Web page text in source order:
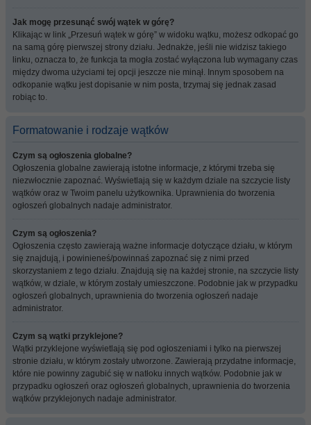
Jak mogę przesunąć swój wątek w górę?
Klikając w link „Przesuń wątek w górę” w widoku wątku, możesz odkopać go
na samą górę pierwszej strony działu. Jednakże, jeśli nie widzisz takiego
linku, oznacza to, że funkcja ta mogła zostać wyłączona lub wymagany czas
między dwoma użyciami tej opcji jeszcze nie minął. Innym sposobem na
odkopanie wątku jest dopisanie w nim posta, trzymaj się jednak zasad
robiąc to.
Formatowanie i rodzaje wątków
Czym są ogłoszenia globalne?
Ogłoszenia globalne zawierają istotne informacje, z którymi trzeba się
niezwłocznie zapoznać. Wyświetlają się w każdym dziale na szczycie listy
wątków oraz w Twoim panelu użytkownika. Uprawnienia do tworzenia
ogłoszeń globalnych nadaje administrator.
Czym są ogłoszenia?
Ogłoszenia często zawierają ważne informacje dotyczące działu, w którym
się znajdują, i powinieneś/powinnaś zapoznać się z nimi przed
skorzystaniem z tego działu. Znajdują się na każdej stronie, na szczycie listy
wątków, w dziale, w którym zostały umieszczone. Podobnie jak w przypadku
ogłoszeń globalnych, uprawnienia do tworzenia ogłoszeń nadaje
administrator.
Czym są wątki przyklejone?
Wątki przyklejone wyświetlają się pod ogłoszeniami i tylko na pierwszej
stronie działu, w którym zostały utworzone. Zawierają przydatne informacje,
które nie powinny zagubić się w natłoku innych wątków. Podobnie jak w
przypadku ogłoszeń oraz ogłoszeń globalnych, uprawnienia do tworzenia
wątków przyklejonych nadaje administrator.